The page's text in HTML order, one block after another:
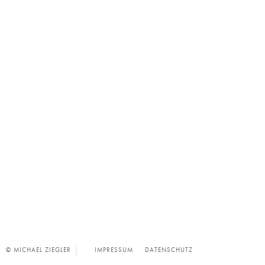
© MICHAEL ZIEGLER IMPRESSUM DATENSCHUTZ